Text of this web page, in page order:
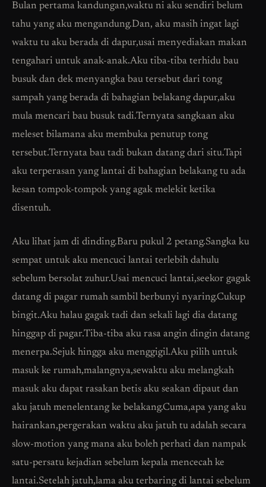
Bulan pertama kandungan,waktu ni aku sendiri belum
tahu yang aku mengandung.Dan, aku masih ingat lagi
waktu tu aku berada di dapur,usai menyediakan makan
tengahari untuk anak-anak.Aku tiba-tiba terhidu bau
busuk dan dek menyangka bau tersebut dari tong
sampah yang berada di bahagian belakang dapur,aku
mula mencari bau busuk tadi.Ternyata sangkaan aku
meleset bilamana aku membuka penutup tong
tersebut.Ternyata bau tadi bukan datang dari situ.Tapi
aku terperasan yang lantai di bahagian belakang tu ada
kesan tompok-tompok yang agak melekit ketika
disentuh.
Aku lihat jam di dinding.Baru pukul 2 petang.Sangka ku
sempat untuk aku mencuci lantai terlebih dahulu
sebelum bersolat zuhur.Usai mencuci lantai,seekor gagak
datang di pagar rumah sambil berbunyi nyaring.Cukup
bingit.Aku halau gagak tadi dan sekali lagi dia datang
hinggap di pagar.Tiba-tiba aku rasa angin dingin datang
menerpa.Sejuk hingga aku menggigil.Aku pilih untuk
masuk ke rumah,malangnya,sewaktu aku melangkah
masuk aku dapat rasakan betis aku seakan dipaut dan
aku jatuh menelentang ke belakang.Cuma,apa yang aku
hairankan,pergerakan waktu aku jatuh tu adalah secara
slow-motion yang mana aku boleh perhati dan nampak
satu-persatu kejadian sebelum kepala mencecah ke
lantai.Setelah jatuh,lama aku terbaring di lantai sebelum